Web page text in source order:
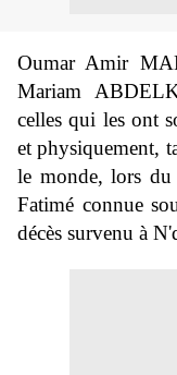
Oumar Amir
Mariam
celles qui les ont
et physiquement,
le monde, lors du
Fatimé connue
décès survenu à